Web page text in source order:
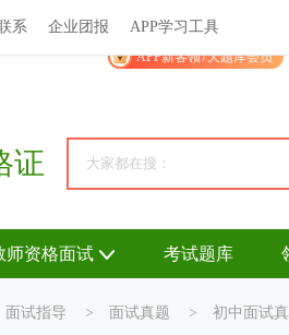
帮助中心 APP学习工具
APP新客领7天题库会员
渠道合作
系 企业团报 APP学习工具
证
师资格面试 考试题库
面试指导 > 面试真题 > 初中面试